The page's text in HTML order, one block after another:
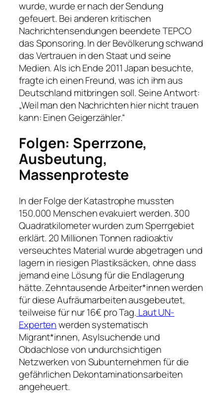
wurde, wurde er nach der Sendung
gefeuert. Bei anderen kritischen
Nachrichtensendungen beendete TEPCO
das Sponsoring. In der Bevölkerung schwand
das Vertrauen in den Staat und seine
Medien. Als ich Ende 2011 Japan besuchte,
fragte ich einen Freund, was ich ihm aus
Deutschland mitbringen soll. Seine Antwort:
„Weil man den Nachrichten hier nicht trauen
kann: Einen Geigerzähler.“
Folgen: Sperrzone,
Ausbeutung,
Massenproteste
In der Folge der Katastrophe mussten
150.000 Menschen evakuiert werden. 300
Quadratkilometer wurden zum Sperrgebiet
erklärt. 20 Millionen Tonnen radioaktiv
verseuchtes Material wurde abgetragen und
lagern in riesigen Plastiksäcken, ohne dass
jemand eine Lösung für die Endlagerung
hätte. Zehntausende Arbeiter*innen werden
für diese Aufräumarbeiten ausgebeutet,
teilweise für nur 16€ pro Tag. Laut UN-
Expertenwerden systematisch
Migrant*innen, Asylsuchende und
Obdachlose von undurchsichtigen
Netzwerken von Subunternehmen für die
gefährlichen Dekontaminationsarbeiten
angeheuert.